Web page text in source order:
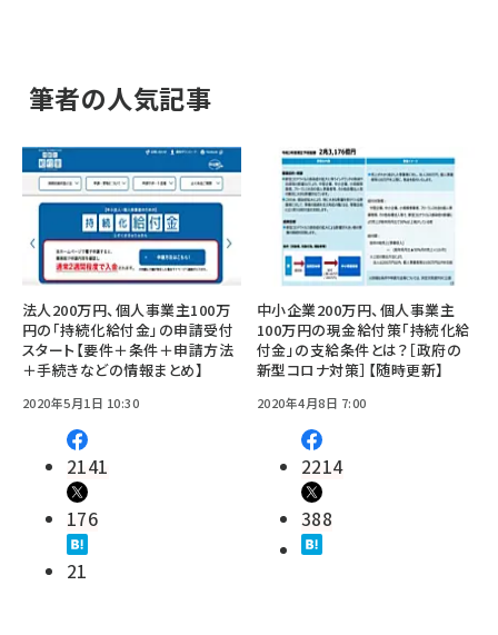
筆者の人気記事
法人200万円、個人事業主100万
円の「持続化給付金」の申請受付
スタート【要件＋条件＋申請方法
＋手続きなどの情報まとめ】
2020年5月1日 10:30
2141
176
21
中小企業200万円、個人事業主
100万円の現金給付策「持続化給
付金」の支給条件とは？［政府の
新型コロナ対策］【随時更新】
2020年4月8日 7:00
2214
388